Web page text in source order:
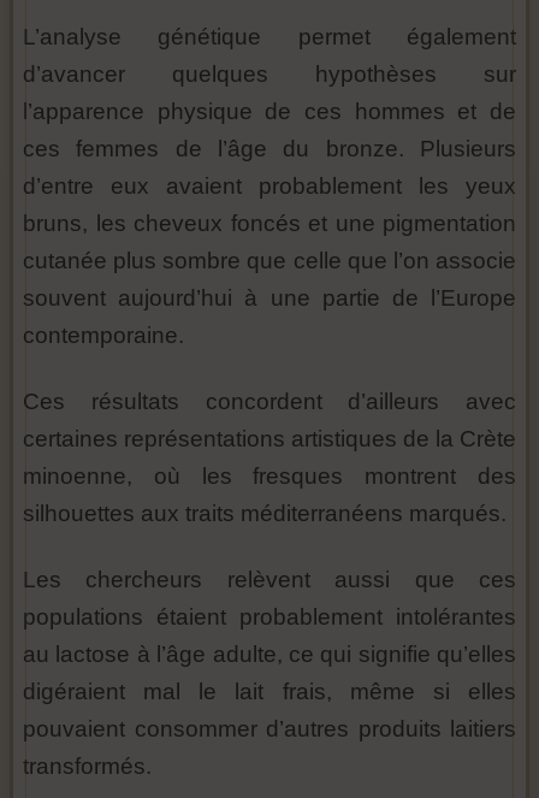
L’analyse génétique permet également
d’avancer quelques hypothèses sur
l’apparence physique de ces hommes et de
ces femmes de l’âge du bronze. Plusieurs
d’entre eux avaient probablement les yeux
bruns, les cheveux foncés et une pigmentation
cutanée plus sombre que celle que l’on associe
souvent aujourd’hui à une partie de l’Europe
contemporaine.
Ces résultats concordent d’ailleurs avec
certaines représentations artistiques de la Crète
minoenne, où les fresques montrent des
silhouettes aux traits méditerranéens marqués.
Les chercheurs relèvent aussi que ces
populations étaient probablement intolérantes
au lactose à l’âge adulte, ce qui signifie qu’elles
digéraient mal le lait frais, même si elles
pouvaient consommer d’autres produits laitiers
transformés.